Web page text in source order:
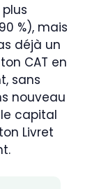
plus
%), mais
déjà un
CAT en
sans
nouveau
capital
Livret